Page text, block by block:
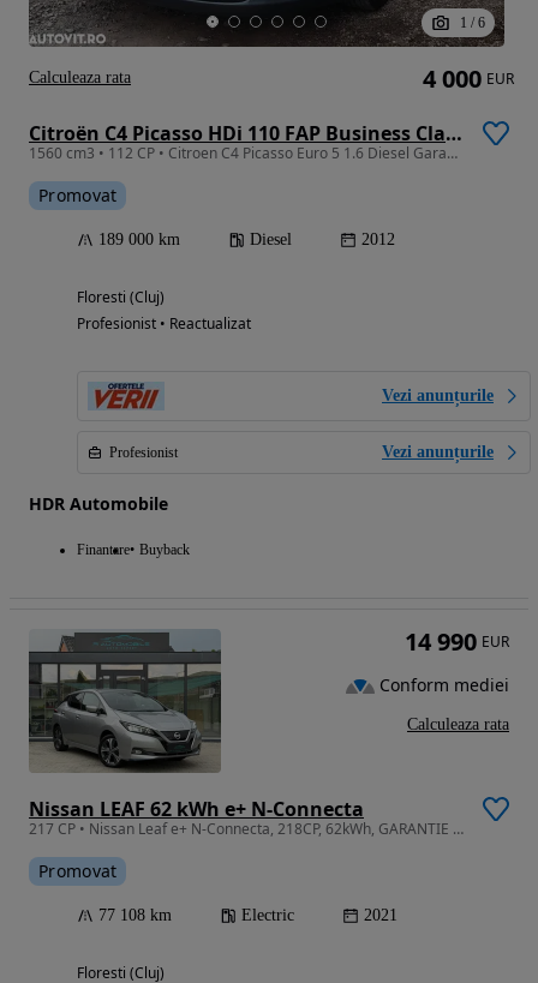
1 / 6
Citroën C4 Picasso HDi 110 FAP Business Class
1560 cm3 • 112 CP • Citroen C4 Picasso Euro 5 1.6 Diesel Garantie/Rate
Promovat
189 000 km Diesel 2012
Floresti (Cluj)
Profesionist • Reactualizat
Vezi anunțurile
Profesionist Vezi anunțurile
HDR Automobile
Finantare Buyback
4 000 EUR
Calculeaza rata
Nissan LEAF 62 kWh e+ N-Connecta
217 CP • Nissan Leaf e+ N-Connecta, 218CP, 62kWh, GARANTIE 12-36 Luni
Promovat
77 108 km Electric 2021
Floresti (Cluj)
14 990 EUR
Conform mediei
Calculeaza rata